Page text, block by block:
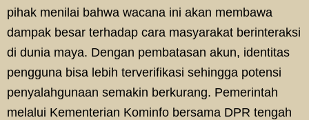
pihak menilai bahwa wacana ini akan membawa
dampak besar terhadap cara masyarakat berinteraksi
di dunia maya. Dengan pembatasan akun, identitas
pengguna bisa lebih terverifikasi sehingga potensi
penyalahgunaan semakin berkurang. Pemerintah
melalui Kementerian Kominfo bersama DPR tengah